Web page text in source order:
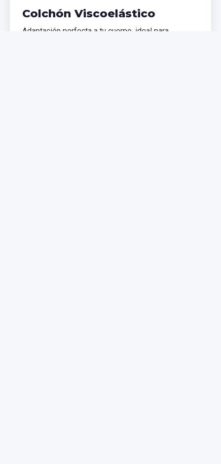
Colchón Viscoelástico
Adaptación perfecta a tu cuerpo, ideal para